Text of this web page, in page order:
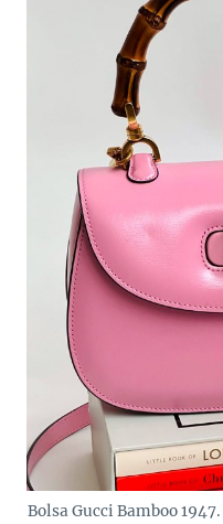
Bolsa Gucci Bamboo 1947.